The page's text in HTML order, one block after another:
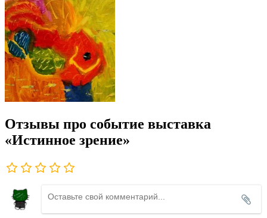
Отзывы про событие выставка
«Истинное зрение»